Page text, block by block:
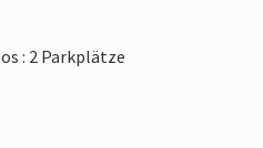
Die nahe gelegene
Wanderungen in unberührter
beliebten Flohmärkten
eröffnet Ihnen
: 2 Parkplätze